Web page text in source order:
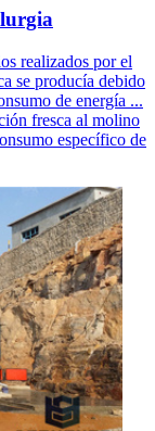
realizados por el
se producía debido
de energía ...
fresca al molino
específico de